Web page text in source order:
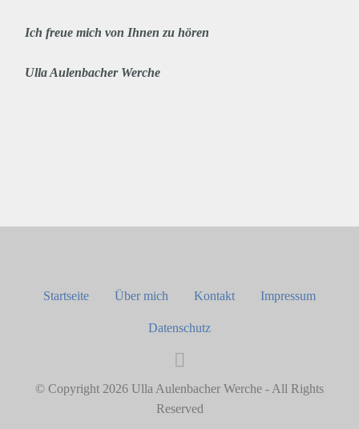
Ich freue mich von Ihnen zu hören
Ulla Aulenbacher Werche
Startseite Über mich Kontakt Impressum
Datenschutz
© Copyright 2026 Ulla Aulenbacher Werche - All Rights
Reserved